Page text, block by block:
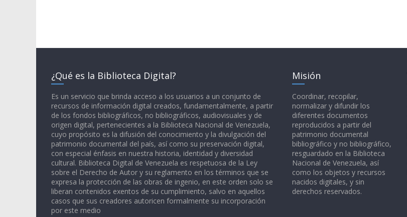
¿Qué es la Biblioteca Digital?
Es un servicio que brinda acceso a los usuarios a un conjunto de
recursos de información digital creados, fundamentalmente, a partir
de los fondos bibliográficos, no bibliográficos, audiovisuales y de
origen digital, pertenecientes a la Biblioteca Nacional de Venezuela,
cuyo propósito es la difusión del conocimiento y la divulgación del
patrimonio documental del país, así como su preservación digital,
con especial énfasis en nuestra historia, identidad y diversidad
cultural. Biblioteca Digital de Venezuela es respetuosa de la Ley
sobre el Derecho de Autor y su reglamento en los términos que se
expresa la protección de las obras de ingenio, en este orden solo se
liberan contenidos exentos de su cumplimiento, salvo en aquellos
casos que sus creadores autoricen formalmente su incorporación
por este medio
Misión
Coordinar, recopilar,
normalizar y difundir los
diferentes documentos
reproducidos a partir del
patrimonio documental
bibliográfico y no bibliográfico,
resguardado en la Biblioteca
Nacional de Venezuela, así
como los objetos y recursos
nacidos digitales, y sin
derechos reservados.